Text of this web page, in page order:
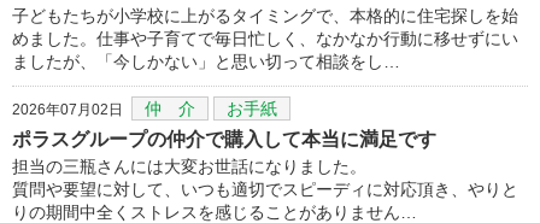
子どもたちが小学校に上がるタイミングで、本格的に住宅探しを始
めました。仕事や子育てで毎日忙しく、なかなか行動に移せずにい
ましたが、「今しかない」と思い切って相談をし…
2026年07月02日 仲 介 お手紙
ポラスグループの仲介で購入して本当に満足です
担当の三瓶さんには大変お世話になりました。
質問や要望に対して、いつも適切でスピーディに対応頂き、やりと
りの期間中全くストレスを感じることがありません…